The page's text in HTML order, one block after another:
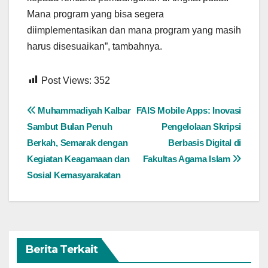
Mana program yang bisa segera
diimplementasikan dan mana program yang masih
harus disesuaikan”, tambahnya.
Post Views: 352
Navigasi
pos
FAIS Mobile Apps: Inovasi
Pengelolaan Skripsi
Berbasis Digital di
Fakultas Agama Islam
Muhammadiyah Kalbar
Sambut Bulan Penuh
Berkah, Semarak dengan
Kegiatan Keagamaan dan
Sosial Kemasyarakatan
Berita Terkait